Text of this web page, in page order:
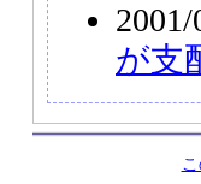
が支